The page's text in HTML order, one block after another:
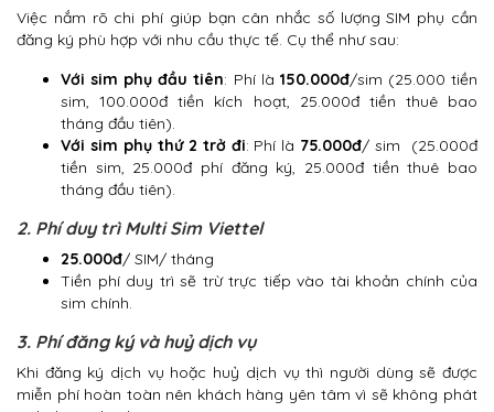
Việc nắm rõ chi phí giúp bạn cân nhắc số lượng SIM phụ cần
đăng ký phù hợp với nhu cầu thực tế. Cụ thể như sau:
Với sim phụ đầu tiên: Phí là 150.000đ/sim (25.000 tiền
sim, 100.000đ tiền kích hoạt, 25.000đ tiền thuê bao
tháng đầu tiên).
Với sim phụ thứ 2 trở đi: Phí là 75.000đ/ sim (25.000đ
tiền sim, 25.000đ phí đăng ký, 25.000đ tiền thuê bao
tháng đầu tiên).
2. Phí duy trì Multi Sim Viettel
25.000đ/ SIM/ tháng
Tiền phí duy trì sẽ trừ trực tiếp vào tài khoản chính của
sim chính.
3. Phí đăng ký và huỷ dịch vụ
Khi đăng ký dịch vụ hoặc huỷ dịch vụ thì người dùng sẽ được
miễn phí hoàn toàn nên khách hàng yên tâm vì sẽ không phát